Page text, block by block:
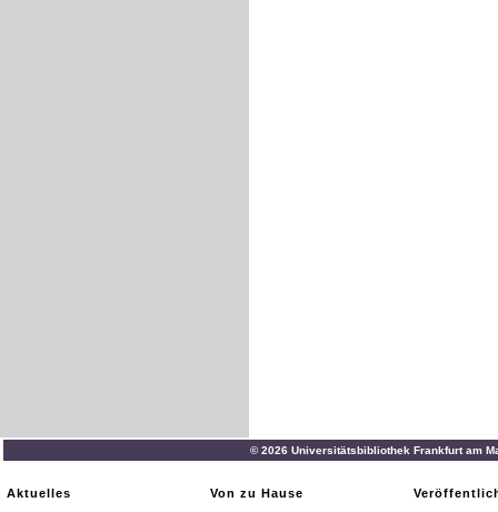
© 2026 Universitätsbibliothek Frankfurt am
Aktuelles
Von zu Hause